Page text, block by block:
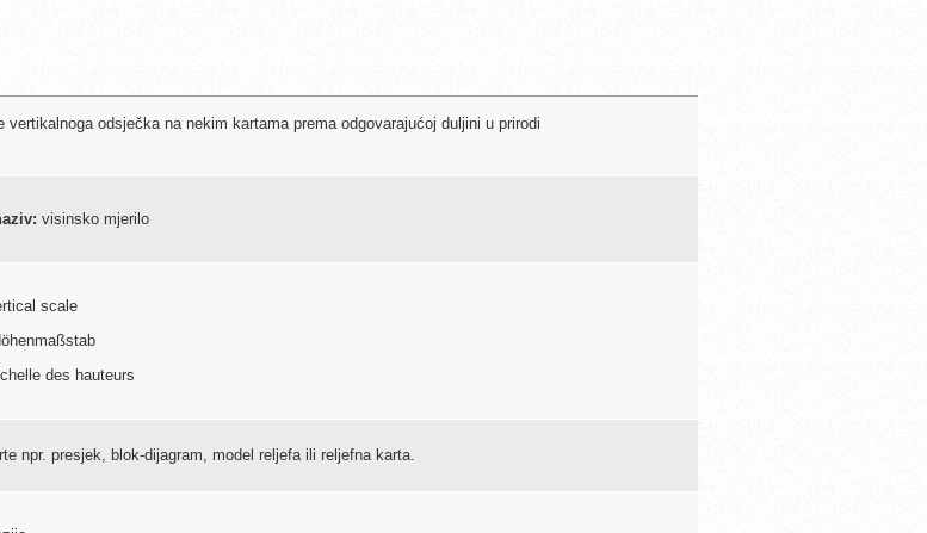
vertikalnoga odsječka na nekim kartama prema odgovarajućoj duljini u prirodi
visinsko mjerilo
scale
des hauteurs
npr. presjek, blok-dijagram, model reljefa ili reljefna karta.